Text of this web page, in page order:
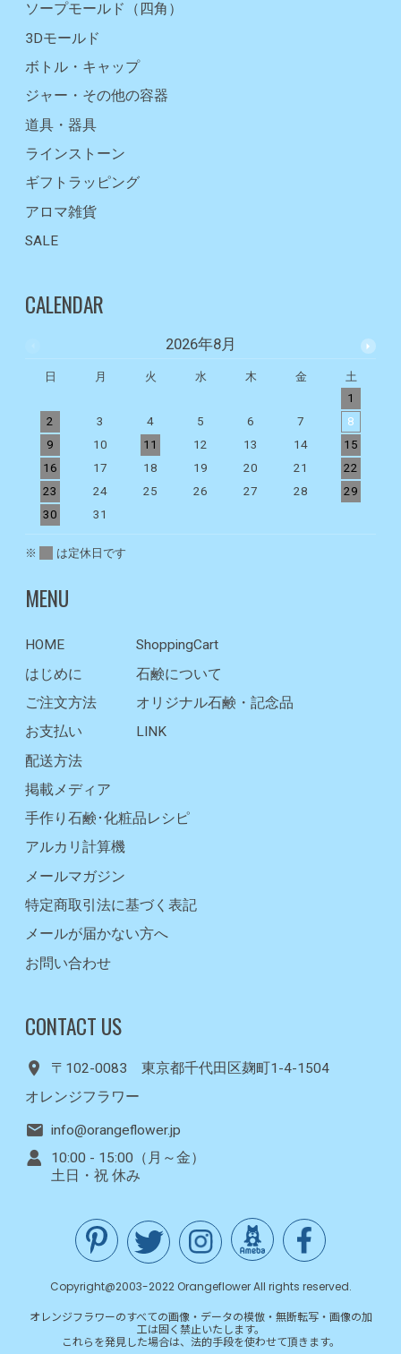
ソープモールド（四角）
3Dモールド
ボトル・キャップ
ジャー・その他の容器
道具・器具
ラインストーン
ギフトラッピング
アロマ雑貨
SALE
CALENDAR
2026年8月
日 月 火 水 木 金
土
1
2
3 4 5 6 7
8
9
10 11 12 13 14
15
16
17 18 19 20 21
22
23
24 25 26 27 28
29
30
31
※ は定休日です
MENU
HOME
はじめに
ご注文方法
お支払い
ShoppingCart
石鹸について
オリジナル石鹸・記念品
LINK
配送方法
掲載メディア
手作り石鹸･化粧品レシピ
アルカリ計算機
メールマガジン
特定商取引法に基づく表記
メールが届かない方へ
お問い合わせ
CONTACT US
〒102-0083 東京都千代田区麹町1-4-1504
オレンジフラワー
info@orangeflower.jp
10:00 - 15:00（月～金）
土日・祝 休み
Copyright@2003-2022 Orangeflower All rights reserved.
オレンジフラワーのすべての画像・データの模倣・無断転写・画像の加
工は固く禁止いたします。
これらを発見した場合は、法的手段を使わせて頂きます。